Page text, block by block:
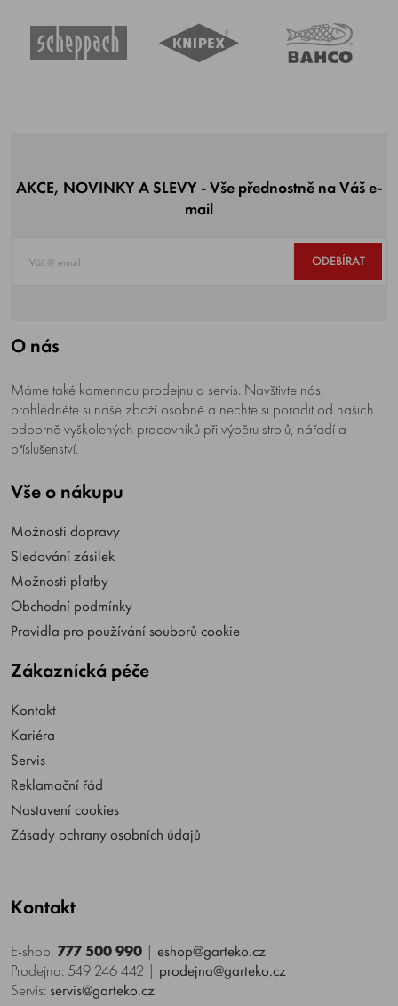
AKCE, NOVINKY A SLEVY - Vše přednostně na Váš e-
mail
ODEBÍRAT
O nás
Máme také kamennou prodejnu a servis. Navštivte nás,
prohlédněte si naše zboží osobně a nechte si poradit od našich
odborně vyškolených pracovníků při výběru strojů, nářadí a
příslušenství.
Vše o nákupu
Možnosti dopravy
Sledování zásilek
Možnosti platby
Obchodní podmínky
Pravidla pro používání souborů cookie
Zákaznícká péče
Kontakt
Kariéra
Servis
Reklamační řád
Nastavení cookies
Zásady ochrany osobních údajů
Kontakt
E-shop: 777 500 990 | eshop@garteko.cz
Prodejna: 549 246 442 | prodejna@garteko.cz
Servis: servis@garteko.cz